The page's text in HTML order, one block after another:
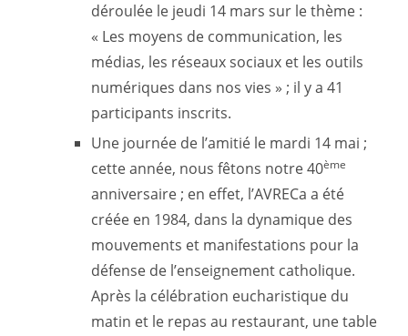
déroulée le jeudi 14 mars sur le thème :
« Les moyens de communication, les
médias, les réseaux sociaux et les outils
numériques dans nos vies » ; il y a 41
participants inscrits.
Une journée de l’amitié le mardi 14 mai ;
cette année, nous fêtons notre 40ème
anniversaire ; en effet, l’AVRECa a été
créée en 1984, dans la dynamique des
mouvements et manifestations pour la
défense de l’enseignement catholique.
Après la célébration eucharistique du
matin et le repas au restaurant, une table